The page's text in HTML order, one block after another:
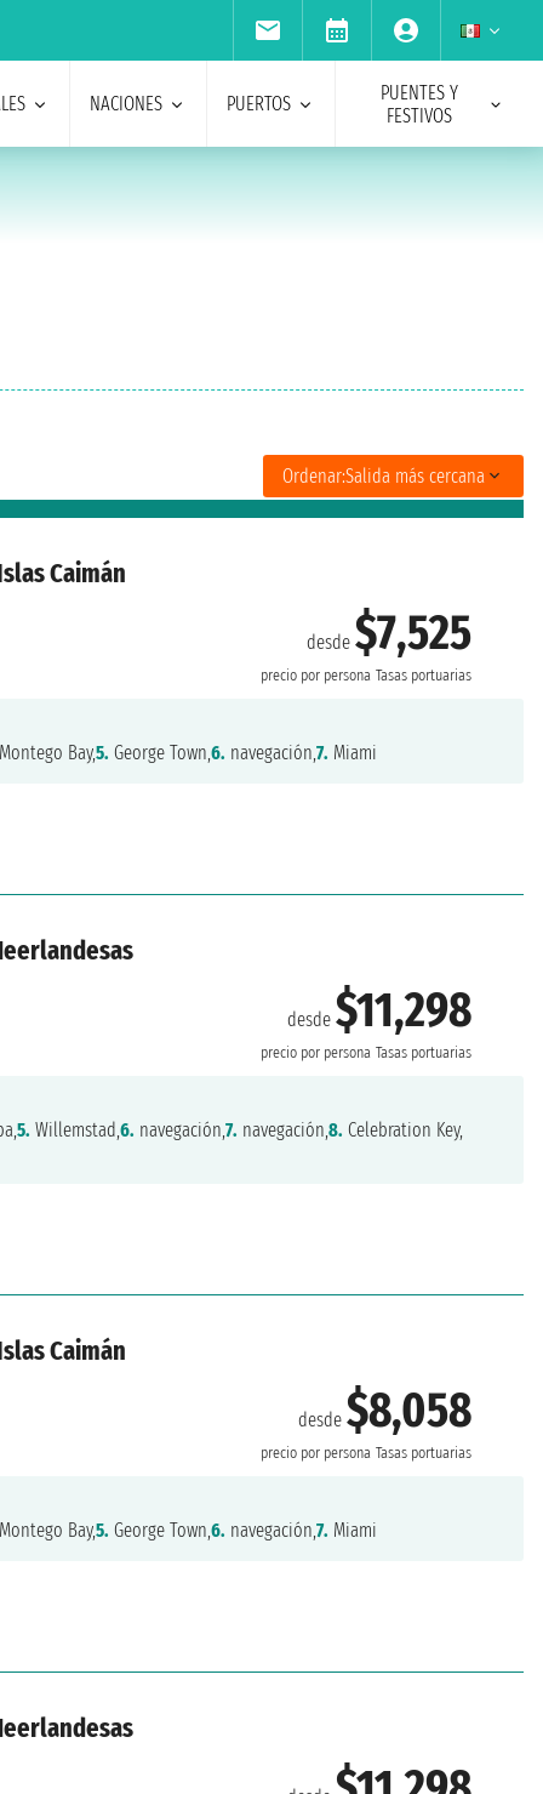
NACIONES PUERTOS
PUENTES Y
FESTIVOS
Ordenar:Salida más cercana
Caimán
desde$7,525
precio por persona Tasas portuarias
Montego Bay,5. George Town,6. navegación,7. Miami
desde$11,298
precio por persona Tasas portuarias
5. Willemstad,6. navegación,7. navegación,8. Celebration Key,
Caimán
desde$8,058
precio por persona Tasas portuarias
Montego Bay,5. George Town,6. navegación,7. Miami